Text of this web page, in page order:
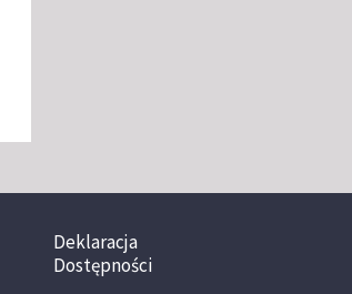
Deklaracja
Dostępności